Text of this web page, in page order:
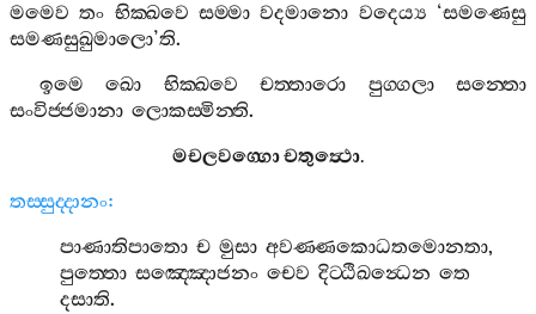
මමෙව තං භික‍්ඛවෙ සම‍්මා වදමානො වදෙය්‍ය ‘සමණෙසු
සමණසුඛුමාලො’ති.
ඉමෙ
ඛො භික‍්ඛවෙ චත‍්තාරො පුග‍්ගලා
සන‍්තො
සංවිජ‍්ජමානා ලොකස‍්මින‍්ති.
මචලවග‍්ගොචතුත්‍ථො.
තස‍්සුද‍්දානං:
පාණාතිපාතො ච මුසා අවණ‍්ණකොධතමොනතා,
පුත‍්තො සඤ‍්ඤොජනං චෙව දිට‍්ඨිඛන්‍ධෙන තෙ
දසාති.